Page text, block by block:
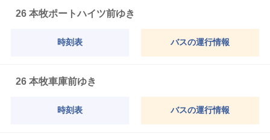
26 本牧ポートハイツ前ゆき
時刻表 バスの運行情報
26 本牧車庫前ゆき
時刻表 バスの運行情報